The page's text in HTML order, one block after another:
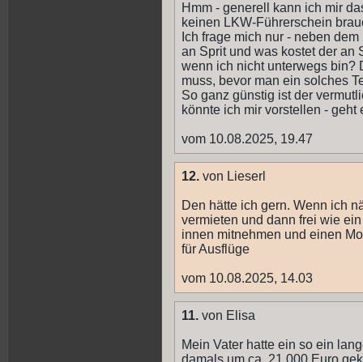
Hmm - generell kann ich mir
keinen LKW-Führerschein
Ich frage mich nur - neben
an Sprit und was kostet der an
wenn ich nicht unterwegs bin?
muss, bevor man ein solches
So ganz günstig ist der
könnte ich mir vorstellen -
vom 10.08.2025, 19.47
12. von Lieserl
Den hätte ich gern. Wenn ich
vermieten und dann frei wie
innen mitnehmen und einen
für Ausflüge
vom 10.08.2025, 14.03
11. von Elisa
Mein Vater hatte ein so ein